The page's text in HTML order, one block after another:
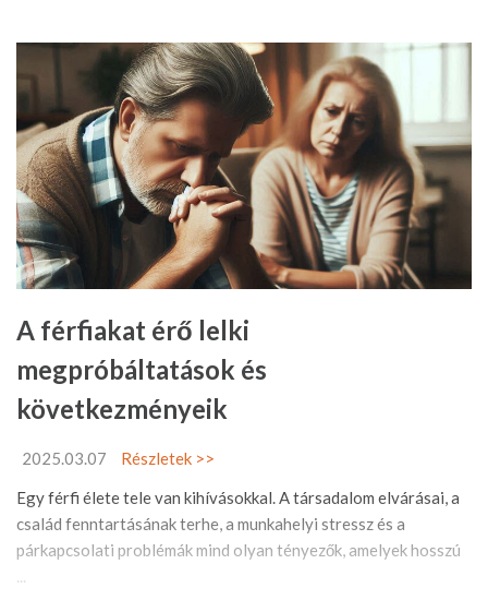
A férfiakat érő lelki
megpróbáltatások és
következményeik
2025.03.07
Részletek >>
Egy férfi élete tele van kihívásokkal. A társadalom elvárásai, a
család fenntartásának terhe, a munkahelyi stressz és a
párkapcsolati problémák mind olyan tényezők, amelyek hosszú